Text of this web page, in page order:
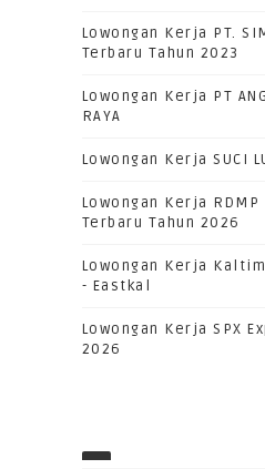
Lowongan Kerja PT.
Terbaru Tahun 2023
Lowongan Kerja PT
RAYA
Lowongan Kerja SUCI
Lowongan Kerja RDMP
Terbaru Tahun 2026
Lowongan Kerja
- Eastkal
Lowongan Kerja SPX
2026